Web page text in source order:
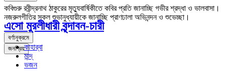
কবিগুরু রবীন্দ্রনাথ ঠাকুরের মৃত্যুবার্ষিকীতে কবির প্রতি জানাচ্ছি গভীর শ্রদ্ধা ও ভালবাসা।
নজরুলগীতির সকল শুভানুধ্যায়ীকে জানাচ্ছি প্রাণঢালা অভিনন্দন ও শুভেচ্ছা।
বর্ণানুক্রমে
জনপ্রিয়
এসো মুরলীধারী বৃন্দাবন-চারী
কাহার্‌বা
মান্দ্‌
ভজন